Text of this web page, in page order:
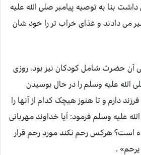
بنا به توصیه پیامبر صلی الله علیه
می دادند و غذای خراب تر را خود شان
آن حضرت شامل کودکان نیز بود، روزی
الله علیه وسلم را در حال بوسیدن
دارم و تا هنوز هیچک کدام از آنها را
علیه وسلم فرمود: آیا خداوند مهربانی
است؟ هرکس رحم نکند مورد رحم قرار
.